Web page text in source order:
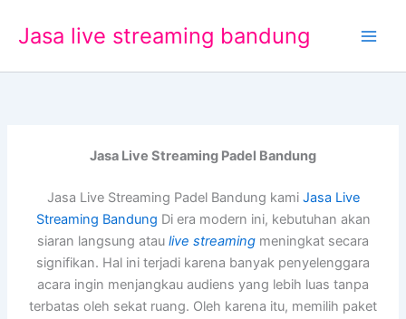
Jasa live streaming bandung
Jasa Live Streaming Padel Bandung
Jasa Live Streaming Padel Bandung kami Jasa Live
Streaming Bandung Di era modern ini, kebutuhan akan
siaran langsung atau live streaming meningkat secara
signifikan. Hal ini terjadi karena banyak penyelenggara
acara ingin menjangkau audiens yang lebih luas tanpa
terbatas oleh sekat ruang. Oleh karena itu, memilih paket